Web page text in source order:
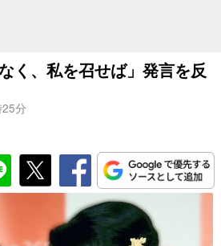
く、私を召せば」発言を反
分